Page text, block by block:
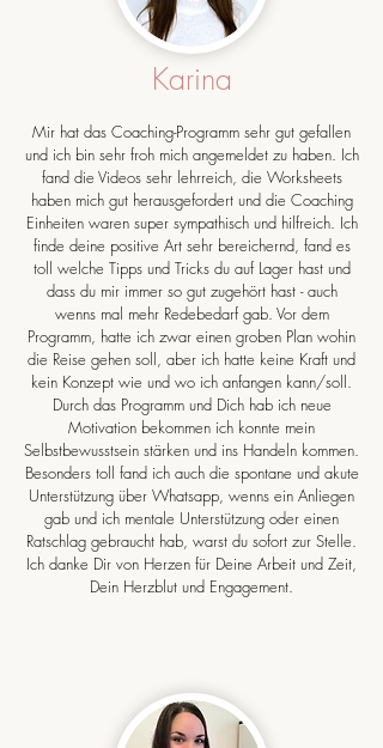
Karina
Mir hat das Coaching-Programm sehr gut gefallen
und ich bin sehr froh mich angemeldet zu haben. Ich
fand die Videos sehr lehrreich, die Worksheets
haben mich gut herausgefordert und die Coaching
Einheiten waren super sympathisch und hilfreich. Ich
finde deine positive Art sehr bereichernd, fand es
toll welche Tipps und Tricks du auf Lager hast und
dass du mir immer so gut zugehört hast - auch
wenns mal mehr Redebedarf gab. Vor dem
Programm, hatte ich zwar einen groben Plan wohin
die Reise gehen soll, aber ich hatte keine Kraft und
kein Konzept wie und wo ich anfangen kann/soll.
Durch das Programm und Dich hab ich neue
Motivation bekommen ich konnte mein
Selbstbewusstsein stärken und ins Handeln kommen.
Besonders toll fand ich auch die spontane und akute
Unterstützung über Whatsapp, wenns ein Anliegen
gab und ich mentale Unterstützung oder einen
Ratschlag gebraucht hab, warst du sofort zur Stelle.
Ich danke Dir von Herzen für Deine Arbeit und Zeit,
Dein Herzblut und Engagement.